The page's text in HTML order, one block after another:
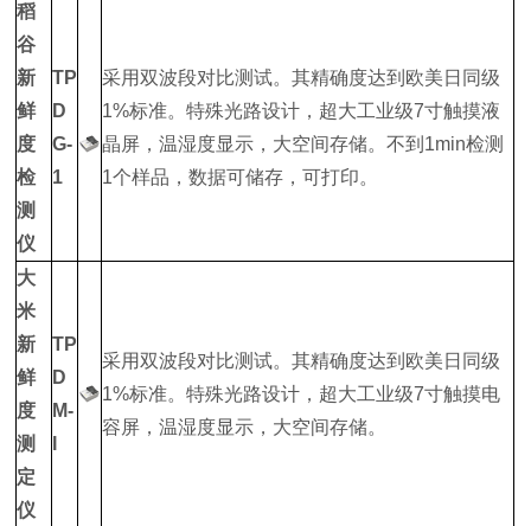
稻
谷
新
鲜
度
检
测
仪
TP
D
G-
1
采用双波段对比测试。其精确度达到欧美日同级
1%标准。特殊光路设计，超大工业级7寸触摸液
晶屏，温湿度显示，大空间存储。不到1min检测
1个样品，数据可储存，可打印。
大
米
新
鲜
度
测
定
仪
TP
D
M-
采用双波段对比测试。其精确度达到欧美日同级
1%标准。特殊光路设计，超大工业级7寸触摸电
容屏，温湿度显示，大空间存储。